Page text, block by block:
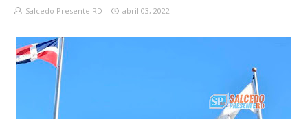
Salcedo Presente RD abril 03, 2022